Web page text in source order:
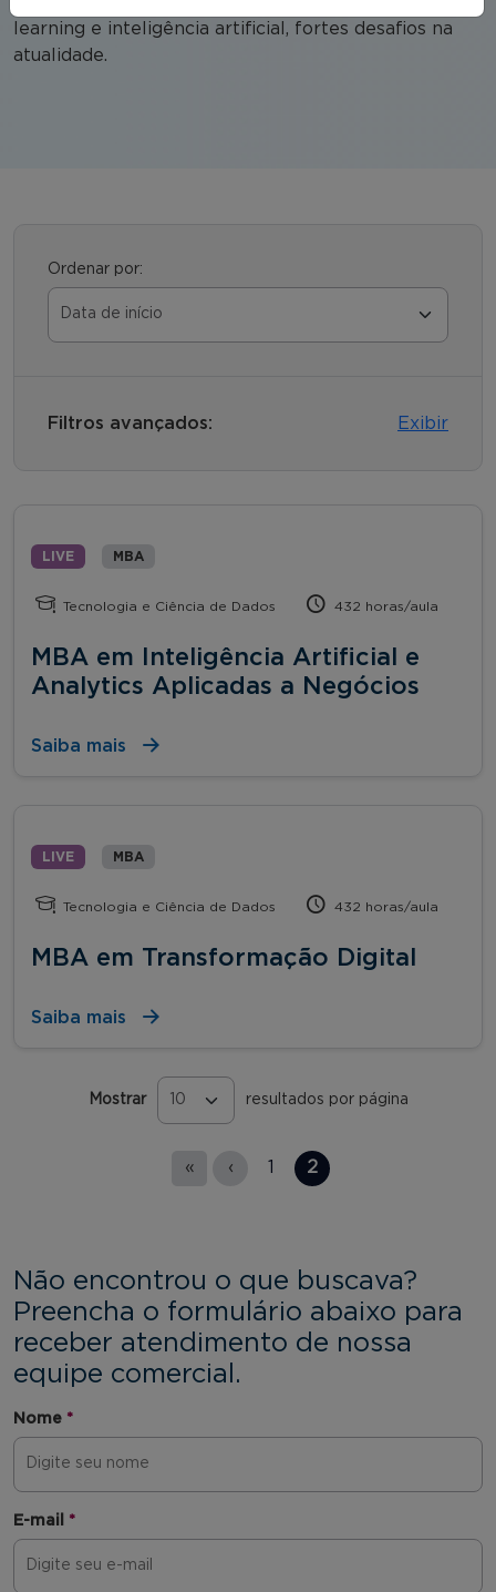
learning e inteligência artificial, fortes desafios na
atualidade.
Ordenar por:
Filtros avançados: Exibir
LIVE MBA
Tecnologia e Ciência de Dados 432 horas/aula
MBA em Inteligência Artificial e
Analytics Aplicadas a Negócios
Saiba mais
LIVE MBA
Tecnologia e Ciência de Dados 432 horas/aula
MBA em Transformação Digital
Saiba mais
Mostrar resultados por página
« ‹ 1 2
Não encontrou o que buscava?
Preencha o formulário abaixo para
receber atendimento de nossa
equipe comercial.
Nome *
E-mail *